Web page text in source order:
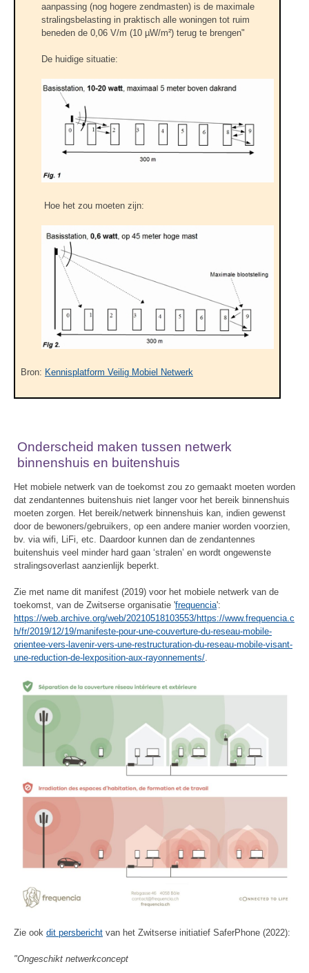
aanpassing (nog hogere zendmasten) is de maximale
stralingsbelasting in praktisch alle woningen tot ruim
beneden de 0,06 V/m (10 µW/m²) terug te brengen"
De huidige situatie:
Hoe het zou moeten zijn:
Bron: Kennisplatform Veilig Mobiel Netwerk
Onderscheid maken tussen netwerk
binnenshuis en buitenshuis
Het mobiele netwerk van de toekomst zou zo gemaakt moeten worden
dat zendantennes buitenshuis niet langer voor het bereik binnenshuis
moeten zorgen. Het bereik/netwerk binnenshuis kan, indien gewenst
door de bewoners/gebruikers, op een andere manier worden voorzien,
bv. via wifi, LiFi, etc. Daardoor kunnen dan de zendantennes
buitenshuis veel minder hard gaan ‘stralen’ en wordt ongewenste
stralingsoverlast aanzienlijk beperkt.
Zie met name dit manifest (2019) voor het mobiele netwerk van de
toekomst, van de Zwitserse organisatie 'frequencia':
https://web.archive.org/web/20210518103553/https://www.frequencia.c
h/fr/2019/12/19/manifeste-pour-une-couverture-du-reseau-mobile-
orientee-vers-lavenir-vers-une-restructuration-du-reseau-mobile-visant-
une-reduction-de-lexposition-aux-rayonnements/.
Zie ook dit persbericht van het Zwitserse initiatief SaferPhone (2022):
"Ongeschikt netwerkconcept